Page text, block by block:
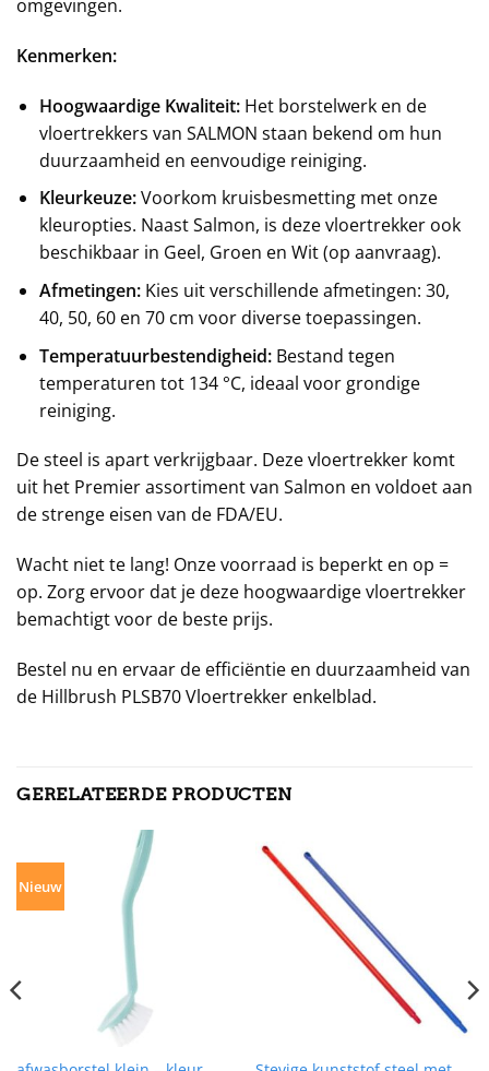
omgevingen.
Kenmerken:
Hoogwaardige Kwaliteit:Het borstelwerk en de
vloertrekkers van SALMON staan bekend om hun
duurzaamheid en eenvoudige reiniging.
Kleurkeuze:Voorkom kruisbesmetting met onze
kleuropties. Naast Salmon, is deze vloertrekker ook
beschikbaar in Geel, Groen en Wit (op aanvraag).
Afmetingen:Kies uit verschillende afmetingen: 30,
40, 50, 60 en 70 cm voor diverse toepassingen.
Temperatuurbestendigheid:Bestand tegen
temperaturen tot 134 °C, ideaal voor grondige
reiniging.
De steel is apart verkrijgbaar. Deze vloertrekker komt
uit het Premier assortiment van Salmon en voldoet aan
de strenge eisen van de FDA/EU.
Wacht niet te lang! Onze voorraad is beperkt en op =
op. Zorg ervoor dat je deze hoogwaardige vloertrekker
bemachtigt voor de beste prijs.
Bestel nu en ervaar de efficiëntie en duurzaamheid van
de Hillbrush PLSB70 Vloertrekker enkelblad.
GERELATEERDE PRODUCTEN
Nieuw